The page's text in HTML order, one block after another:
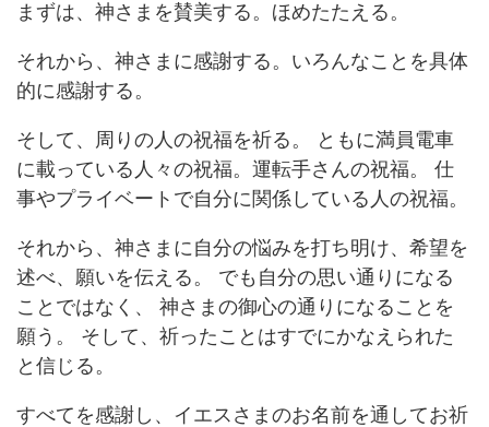
まずは、神さまを賛美する。ほめたたえる。
それから、神さまに感謝する。いろんなことを具体
的に感謝する。
そして、周りの人の祝福を祈る。 ともに満員電車
に載っている人々の祝福。運転手さんの祝福。 仕
事やプライベートで自分に関係している人の祝福。
それから、神さまに自分の悩みを打ち明け、希望を
述べ、願いを伝える。 でも自分の思い通りになる
ことではなく、 神さまの御心の通りになることを
願う。 そして、祈ったことはすでにかなえられた
と信じる。
すべてを感謝し、イエスさまのお名前を通してお祈